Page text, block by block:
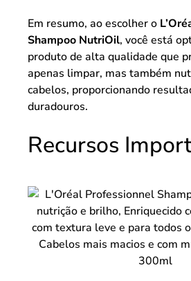
Em resumo, ao escolher o
Shampoo NutriOil, você está
produto de alta qualidade que
apenas limpar, mas também
cabelos, proporcionando
duradouros.
Recursos